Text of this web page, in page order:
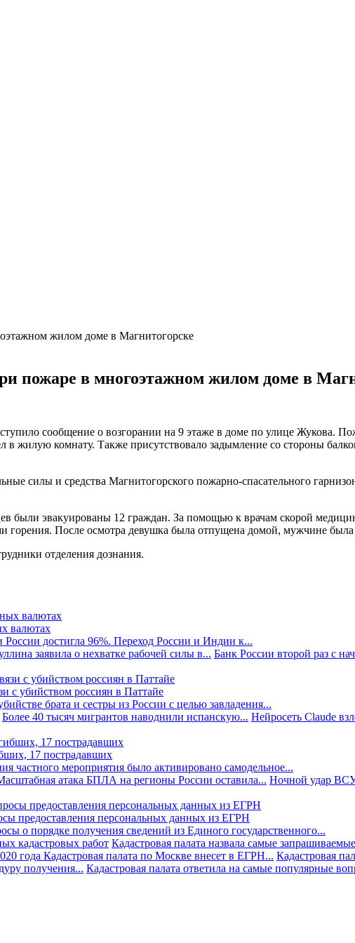
пожаре в многоэтажном жилом доме в
сообщение о возгорании на 9 этаже в доме по улице Жукова.
в жилую комнату. Также присутствовало задымление со стороны
силы и средства Магнитогорского пожарно-спасательного
были эвакуированы 12 граждан. За помощью к врачам скорой
горения. После осмотра девушка была отпущена домой, мужчине была
отделения дознания.
валютах
достигла 96%. Переход России и Индии к...
заявила о нехватке рабочей силы в... Банк России второй раз с
с убийством россиян в Паттайе
брата и сестры из России с целью завладения...
Более 40 тысяч мигрантов наводнили испанскую... Нейросеть Claude
17 пострадавших
частного мероприятия было активировано самодельное...
атака БПЛА на регионы России оставила... Ночной удар ВСУ
предоставления персональных данных из ЕГРН
о порядке получения сведений из Единого государственного...
кадастровых работ Кадастровая палата назвала самые
года Кадастровая палата по Москве внесет в ЕГРН... Кадастровая
получения... Кадастровая палата ответила на самые популярные